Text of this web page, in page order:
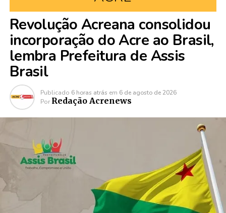
Revolução Acreana consolidou
incorporação do Acre ao Brasil,
lembra Prefeitura de Assis
Brasil
Publicado 6 horas atrás em 6 de agosto de 2026
Por Redação Acrenews